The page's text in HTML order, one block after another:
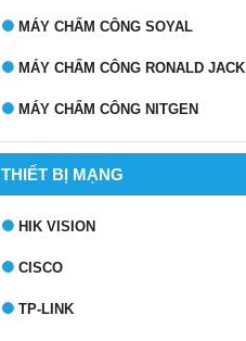
MÁY CHẤM CÔNG SOYAL
MÁY CHẤM CÔNG RONALD JACK
MÁY CHẤM CÔNG NITGEN
THIẾT BỊ MẠNG
HIK VISION
CISCO
TP-LINK